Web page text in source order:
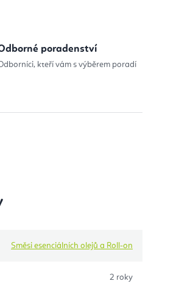
poradenství
kteří vám s výběrem poradí
Směsi esenciálních olejů a Roll-on
2 roky